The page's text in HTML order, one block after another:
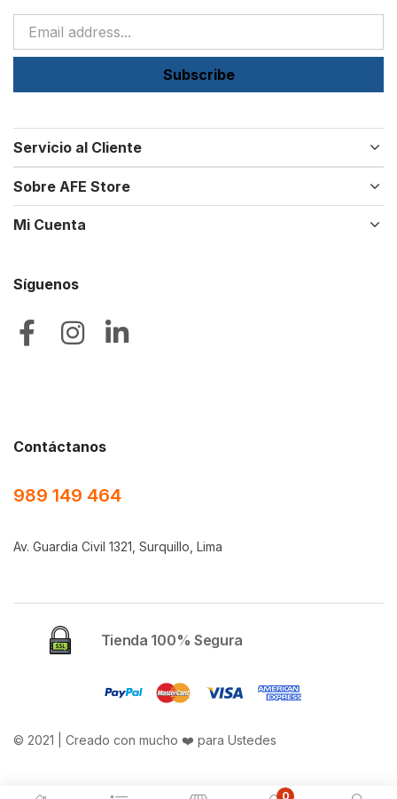
0
Subscribe
Servicio al Cliente
Sobre AFE Store
Mi Cuenta
Síguenos
Contáctanos
989 149 464
Av. Guardia Civil 1321, Surquillo, Lima
© 2021 | Creado con mucho ❤️ para Ustedes
Tienda 100% Segura